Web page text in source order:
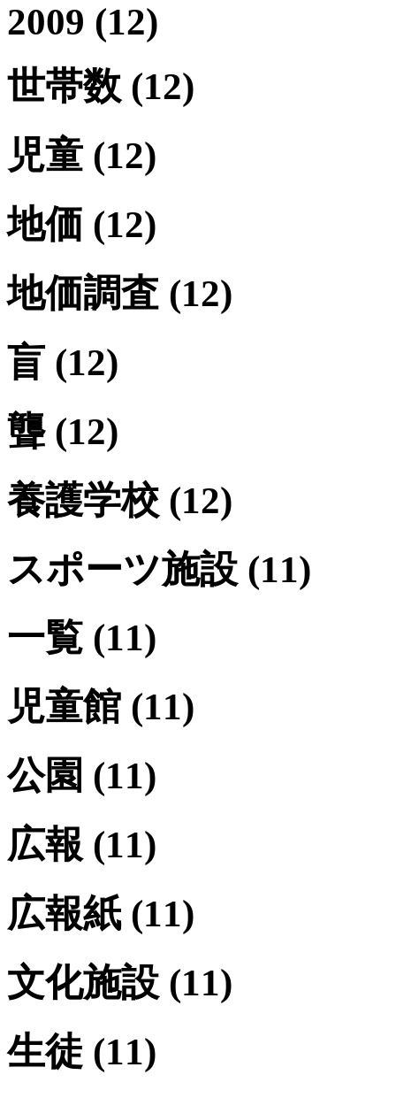
2009 (12)
世帯数 (12)
児童 (12)
地価 (12)
地価調査 (12)
盲 (12)
聾 (12)
養護学校 (12)
スポーツ施設 (11)
一覧 (11)
児童館 (11)
公園 (11)
広報 (11)
広報紙 (11)
文化施設 (11)
生徒 (11)